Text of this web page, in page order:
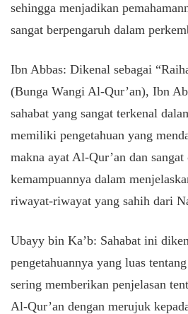
sehingga menjadikan
sangat berpengaruh dalam
Ibn Abbas: Dikenal sebagai
(Bunga Wangi Al-Qur’an), Ibn
sahabat yang sangat terkenal
memiliki pengetahuan yang
makna ayat Al-Qur’an dan
kemampuannya dalam
riwayat-riwayat yang sahih dari
Ubayy bin Ka’b: Sahabat ini
pengetahuannya yang luas
sering memberikan penjelasan
Al-Qur’an dengan merujuk